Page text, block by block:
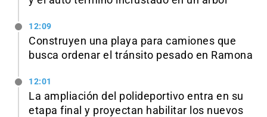
12:09
Construyen una playa para camiones que
busca ordenar el tránsito pesado en Ramona
12:01
La ampliación del polideportivo entra en su
etapa final y proyectan habilitar los nuevos